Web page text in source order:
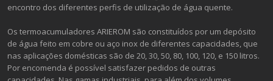
encontro dos diferentes perfis de utilização de água quente.
Os termoacumuladores ARIEROM são constituídos por um depósito
de água feito em cobre ou aço inox de diferentes capacidades, que
nas aplicações domésticas são de 20, 30, 50, 80, 100, 120, e 150 litros.
Por encomenda é possível satisfazer pedidos de outras